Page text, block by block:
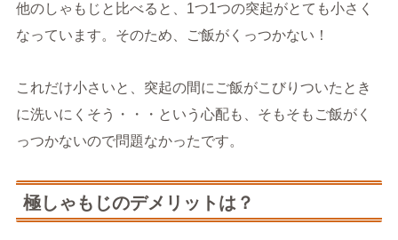
他のしゃもじと比べると、1つ1つの突起がとても小さく
なっています。そのため、ご飯がくっつかない！
これだけ小さいと、突起の間にご飯がこびりついたとき
に洗いにくそう・・・という心配も、そもそもご飯がく
っつかないので問題なかったです。
極しゃもじのデメリットは？